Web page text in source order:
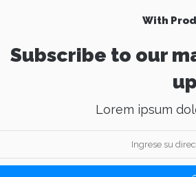
With
Subscribe to our
Lorem ipsum